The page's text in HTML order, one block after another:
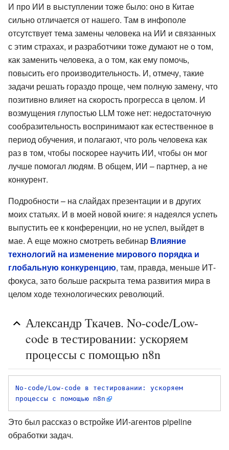
И про ИИ в выступлении тоже было: оно в Китае
сильно отличается от нашего. Там в инфополе
отсутствует тема замены человека на ИИ и связанных
с этим страхах, и разработчики тоже думают не о том,
как заменить человека, а о том, как ему помочь,
повысить его производительность. И, отмечу, такие
задачи решать гораздо проще, чем полную замену, что
позитивно влияет на скорость прогресса в целом. И
возмущения глупостью LLM тоже нет: недостаточную
сообразительность воспринимают как естественное в
период обучения, и полагают, что роль человека как
раз в том, чтобы поскорее научить ИИ, чтобы он мог
лучше помогал людям. В общем, ИИ – партнер, а не
конкурент.
Подробности – на слайдах презентации и в других
моих статьях. И в моей новой книге: я надеялся успеть
выпустить ее к конференции, но не успел, выйдет в
мае. А еще можно смотреть вебинар Влияние
технологий на изменение мирового порядка и
глобальную конкуренцию, там, правда, меньше ИТ-
фокуса, зато больше раскрыта тема развития мира в
целом ходе технологических революций.
Александр Ткачев. No-code/Low-
code в тестировании: ускоряем
процессы с помощью n8n
No-code/Low-code в тестировании: ускоряем
процессы с помощью n8n
Это был рассказ о встройке ИИ-агентов pipeline
обработки задач.